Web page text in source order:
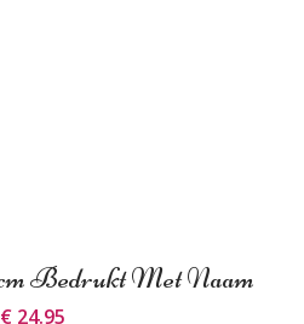
Bedrukt Met Naam
€ 24.95